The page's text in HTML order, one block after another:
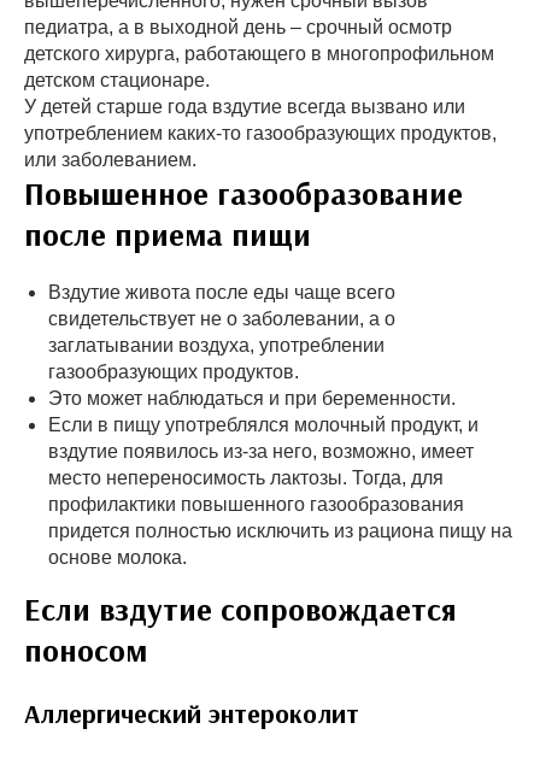
педиатра, а в выходной день – срочный осмотр
детского хирурга, работающего в многопрофильном
детском стационаре.
У детей старше года вздутие всегда вызвано или
употреблением каких-то газообразующих продуктов,
или заболеванием.
Повышенное газообразование
после приема пищи
Вздутие живота после еды чаще всего
свидетельствует не о заболевании, а о
заглатывании воздуха, употреблении
газообразующих продуктов.
Это может наблюдаться и при беременности.
Если в пищу употреблялся молочный продукт, и
вздутие появилось из-за него, возможно, имеет
место непереносимость лактозы. Тогда, для
профилактики повышенного газообразования
придется полностью исключить из рациона пищу на
основе молока.
Если вздутие сопровождается
поносом
Аллергический энтероколит